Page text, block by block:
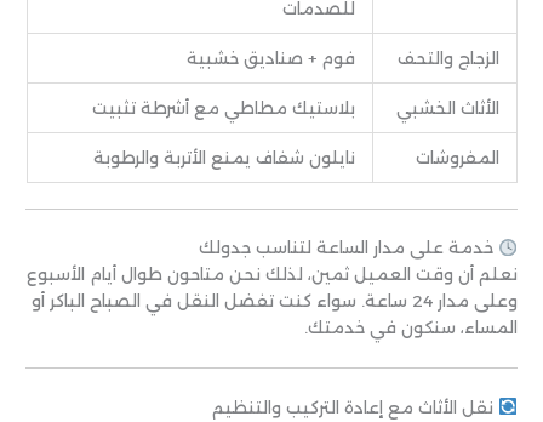
للصدمات
الزجاج والتحف فوم + صناديق خشبية
الأثاث الخشبي بلاستيك مطاطي مع أشرطة تثبيت
المفروشات نايلون شفاف يمنع الأتربة والرطوبة
خدمة على مدار الساعة لتناسب جدولك
نعلم أن وقت العميل ثمين، لذلك نحن متاحون طوال أيام الأسبوع
وعلى مدار 24 ساعة. سواء كنت تفضل النقل في الصباح الباكر أو
المساء، سنكون في خدمتك.
نقل الأثاث مع إعادة التركيب والتنظيم